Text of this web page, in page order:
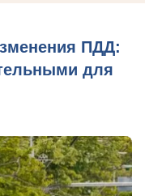
ПДД:
для